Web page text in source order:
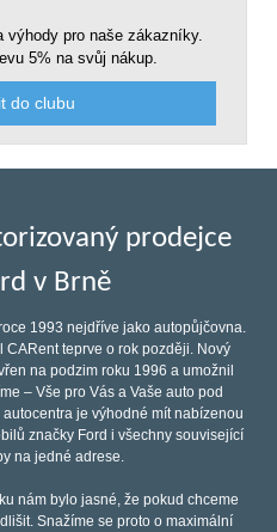
výhody pro naše zákazníky.
5% na svůj nákup.
do clubu
prodejce
v Brně
1993 nejdříve jako autopůjčovna.
teprve o rok později. Nový
na podzim roku 1996 a umožnil
– Vše pro Vás a Vaše auto pod
je výhodné mít nabízenou
značky Ford i všechny související
na jedné adrese.
nám bylo jasné, že pokud chceme
Snažíme se proto o maximální